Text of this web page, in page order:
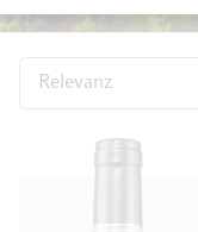
SortierenTop